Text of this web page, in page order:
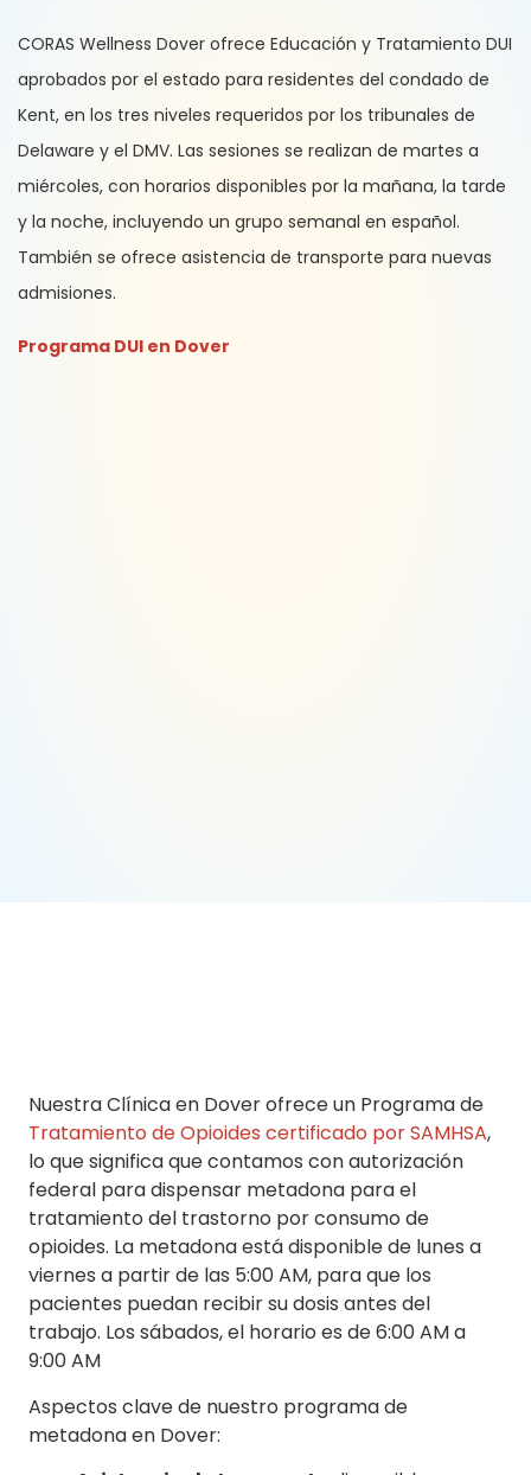
CORAS Wellness Dover ofrece Educación y Tratamiento DUI
aprobados por el estado para residentes del condado de
Kent, en los tres niveles requeridos por los tribunales de
Delaware y el DMV. Las sesiones se realizan de martes a
miércoles, con horarios disponibles por la mañana, la tarde
y la noche, incluyendo un grupo semanal en español.
También se ofrece asistencia de transporte para nuevas
admisiones.
Programa DUI en Dover
Nuestra Clínica en Dover ofrece un Programa de
Tratamiento de Opioides certificado por SAMHSA,
lo que significa que contamos con autorización
federal para dispensar metadona para el
tratamiento del trastorno por consumo de
opioides. La metadona está disponible de lunes a
viernes a partir de las 5:00 AM, para que los
pacientes puedan recibir su dosis antes del
trabajo. Los sábados, el horario es de 6:00 AM a
9:00 AM
Aspectos clave de nuestro programa de
metadona en Dover: